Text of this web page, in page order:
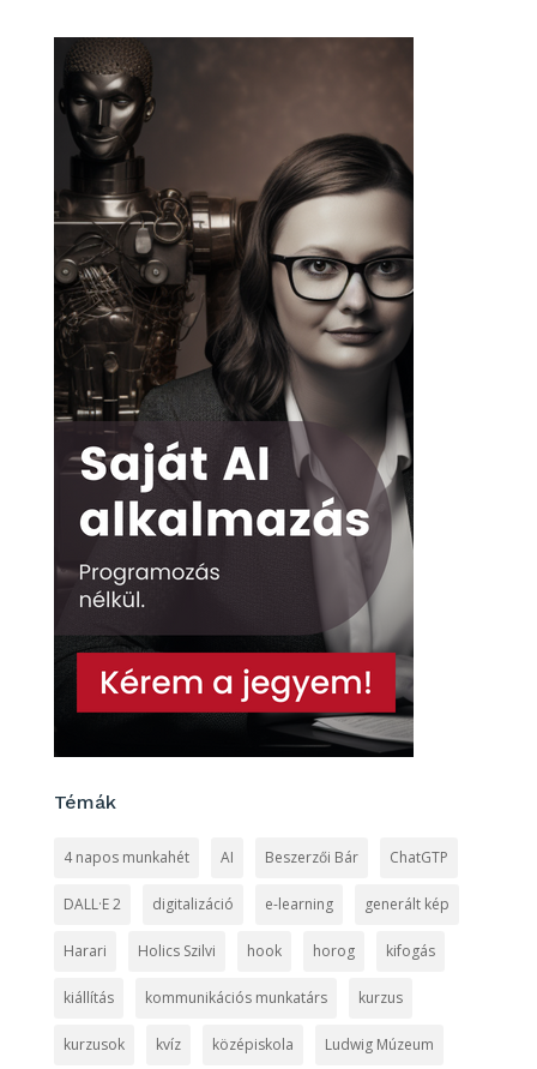
Témák
4 napos munkahét AI Beszerzői Bár ChatGTP
DALL·E 2 digitalizáció e-learning generált kép
Harari Holics Szilvi hook horog kifogás
kiállítás kommunikációs munkatárs kurzus
kurzusok kvíz középiskola Ludwig Múzeum